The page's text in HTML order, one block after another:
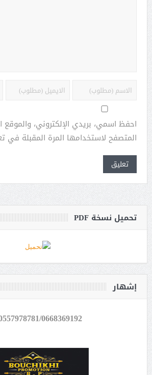
احفظ اسمي، بريدي الإلكتروني،
المتصفح لاستخدامها المرة المقبلة في
تحميل نسخة PDF
إشهار
0668369192